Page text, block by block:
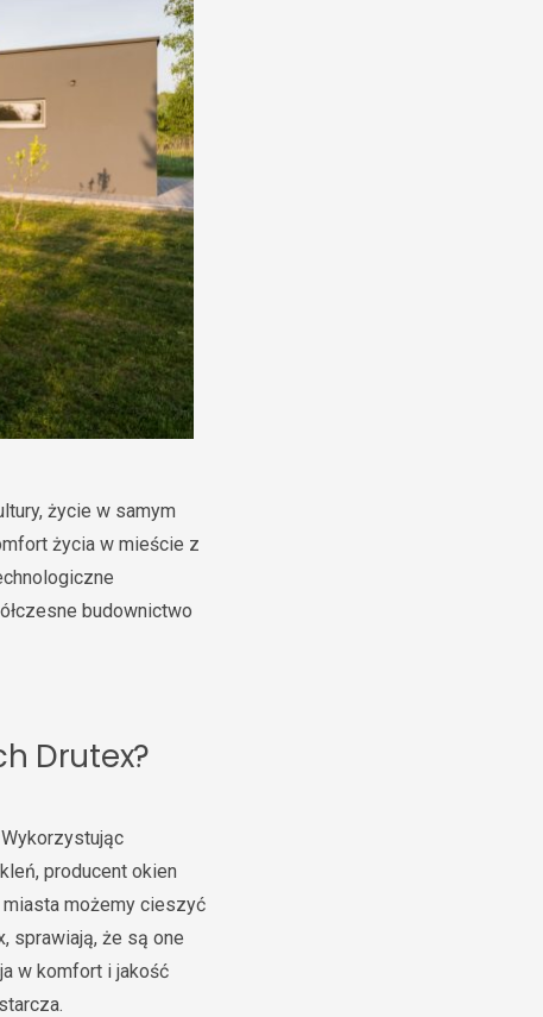
życie w samym
życia w mieście z
budownictwo
Drutex?
producent okien
miasta możemy cieszyć
sprawiają, że są one
w komfort i jakość